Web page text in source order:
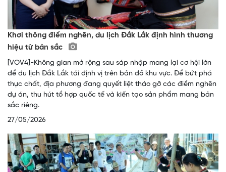
Khơi thông điểm nghẽn, du lịch Đắk Lắk định hình thương
hiệu từ bản sắc
[VOV4]-Không gian mở rộng sau sáp nhập mang lại cơ hội lớn
để du lịch Đắk Lắk tái định vị trên bản đồ khu vực. Để bứt phá
thực chất, địa phương đang quyết liệt tháo gỡ các điểm nghẽn
dự án, thu hút tổ hợp quốc tế và kiến tạo sản phẩm mang bản
sắc riêng.
27/05/2026